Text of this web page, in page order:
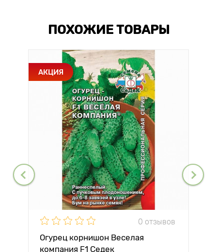
ПОХОЖИЕ ТОВАРЫ
АКЦИЯ
0 отзывов
Огурец корнишон Веселая
компания F1 Седек